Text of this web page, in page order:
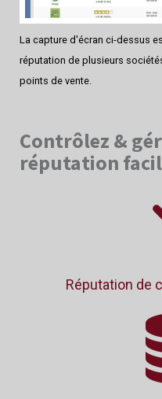
La capture d'écran ci-dessus
réputation de plusieurs
points de vente.
Contrôlez &
réputation
Réputation de